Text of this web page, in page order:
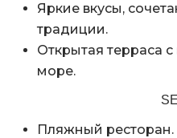
Яркие вкусы,
традиции.
Открытая терраса
море.
Пляжный ресторан.